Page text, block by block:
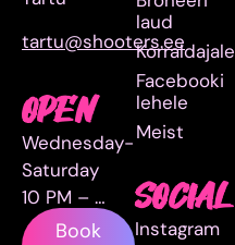
tartu@shooters.ee
OPEN
Wednesday-
Saturday
10 PM – …
Book
laud
Korraldajale
Facebooki
lehele
Meist
SOCIAL
Instagram